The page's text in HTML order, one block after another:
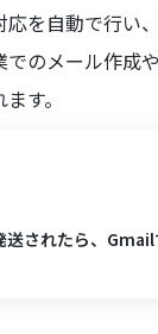
応を自動で行い
でのメール作成
す。
されたら、Gmail